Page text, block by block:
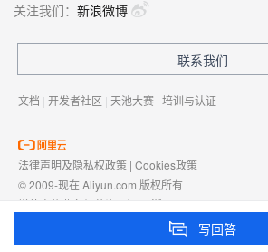
写回答
关注我们： 新浪微博
联系我们
文档 | 开发者社区 | 天池大赛 | 培训与认证
法律声明及隐私权政策 | Cookies政策
© 2009-现在 Aliyun.com 版权所有
增值电信业务经营许可证： 浙B2-20080101
浙D3-20210002
浙公网安备 33010602009975号浙B2-